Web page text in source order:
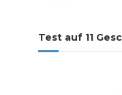
Test auf 11